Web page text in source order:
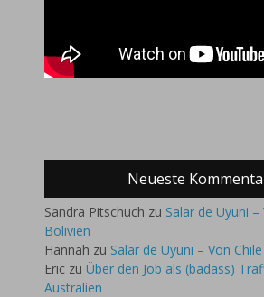
Neueste
Sandra Pitschuch zu Salar de Uyuni
Bolivien
Hannah zu Salar de Uyuni – Von
Eric zu Über den Job als (badass)
Australien